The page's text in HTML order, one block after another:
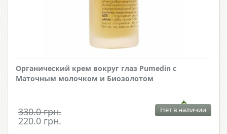
Органический крем вокруг глаз Pumedin с
Маточным молочком и Биозолотом
330.0 грн.
220.0 грн.
Нет в наличии